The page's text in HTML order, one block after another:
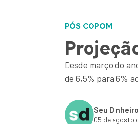
PÓS COPOM
Desde março do
de 6,5% para 6%
Seu Dinheiro
05 de agosto